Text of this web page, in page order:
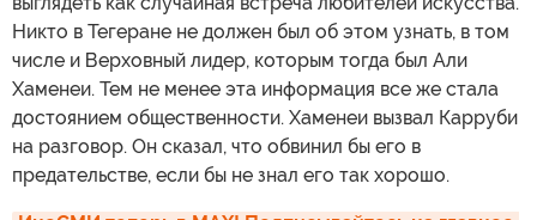
Никто в Тегеране не должен был об этом узнать, в том
числе и Верховный лидер, которым тогда был Али
Хаменеи. Тем не менее эта информация все же стала
достоянием общественности. Хаменеи вызвал Карруби
на разговор. Он сказал, что обвинил бы его в
предательстве, если бы не знал его так хорошо.